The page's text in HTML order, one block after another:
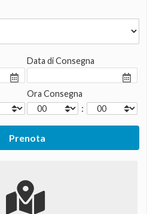
Data di Consegna
Ora Consegna
: